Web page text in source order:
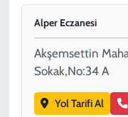
Alper Eczanesi
Akşemsettin
Sokak,No:34 A
Yol Tarifi Al